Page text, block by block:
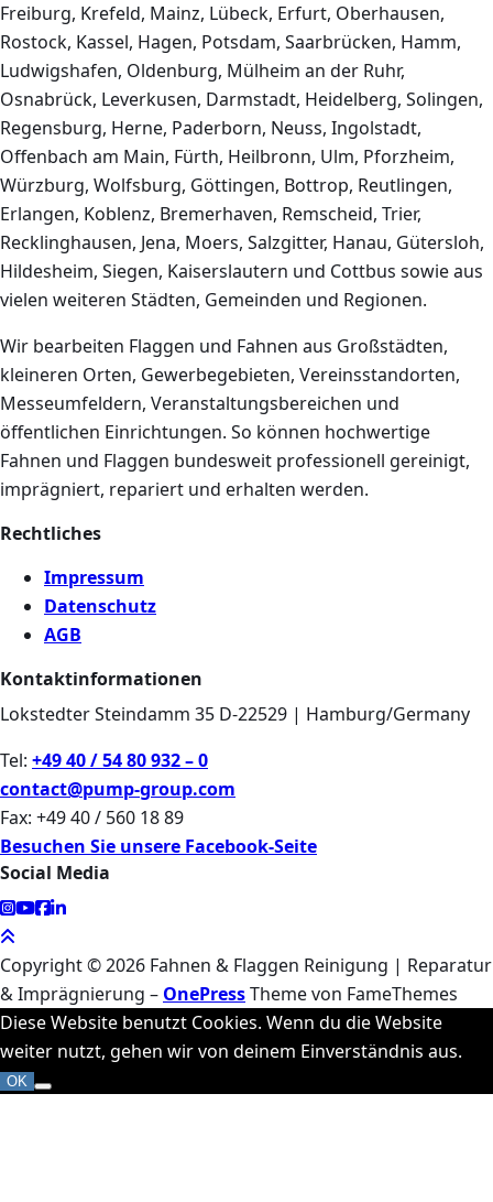
Freiburg, Krefeld, Mainz, Lübeck, Erfurt, Oberhausen,
Rostock, Kassel, Hagen, Potsdam, Saarbrücken, Hamm,
Ludwigshafen, Oldenburg, Mülheim an der Ruhr,
Osnabrück, Leverkusen, Darmstadt, Heidelberg, Solingen,
Regensburg, Herne, Paderborn, Neuss, Ingolstadt,
Offenbach am Main, Fürth, Heilbronn, Ulm, Pforzheim,
Würzburg, Wolfsburg, Göttingen, Bottrop, Reutlingen,
Erlangen, Koblenz, Bremerhaven, Remscheid, Trier,
Recklinghausen, Jena, Moers, Salzgitter, Hanau, Gütersloh,
Hildesheim, Siegen, Kaiserslautern und Cottbus sowie aus
vielen weiteren Städten, Gemeinden und Regionen.
Wir bearbeiten Flaggen und Fahnen aus Großstädten,
kleineren Orten, Gewerbegebieten, Vereinsstandorten,
Messeumfeldern, Veranstaltungsbereichen und
öffentlichen Einrichtungen. So können hochwertige
Fahnen und Flaggen bundesweit professionell gereinigt,
imprägniert, repariert und erhalten werden.
Rechtliches
Impressum
Datenschutz
AGB
Kontaktinformationen
Lokstedter Steindamm 35 D-22529 | Hamburg/Germany
Tel: +49 40 / 54 80 932 – 0
contact@pump-group.com
Fax: +49 40 / 560 18 89
Besuchen Sie unsere Facebook-Seite
Social Media
Copyright © 2026 Fahnen & Flaggen Reinigung | Reparatur
& Imprägnierung – OnePressTheme von FameThemes
Diese Website benutzt Cookies. Wenn du die Website
weiter nutzt, gehen wir von deinem Einverständnis aus.
OK